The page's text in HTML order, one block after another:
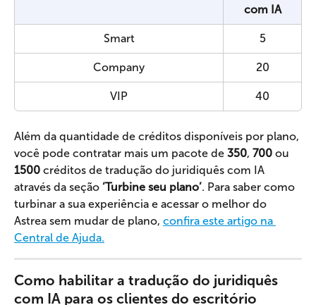
com IA
Smart 5
Company 20
VIP 40
Além da quantidade de créditos disponíveis por plano,
você pode contratar mais um pacote de 350, 700 ou
1500 créditos de tradução do juridiquês com IA
através da seção ‘Turbine seu plano’. Para saber como
turbinar a sua experiência e acessar o melhor do
Astrea sem mudar de plano, confira este artigo na
Central de Ajuda.
Como habilitar a tradução do juridiquês
com IA para os clientes do escritório